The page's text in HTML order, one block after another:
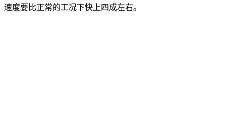
速度要比正常的工况下快上四成左右。